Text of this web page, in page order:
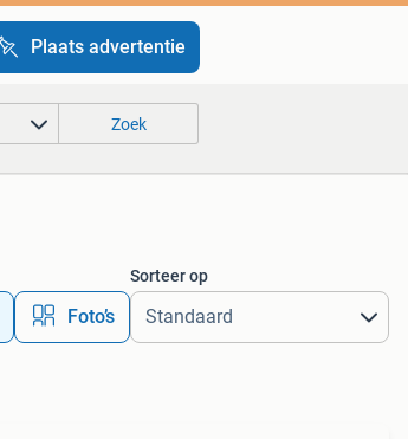
Plaats advertentie
Zoek
Foto’s
Sorteer op